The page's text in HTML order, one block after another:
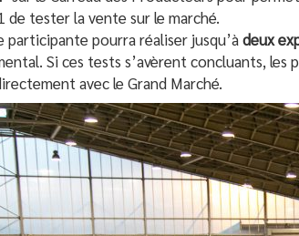
de tester la vente sur le marché.
participante pourra réaliser jusqu’àdeux
Si ces tests s’avèrent concluants,
avec le Grand Marché.